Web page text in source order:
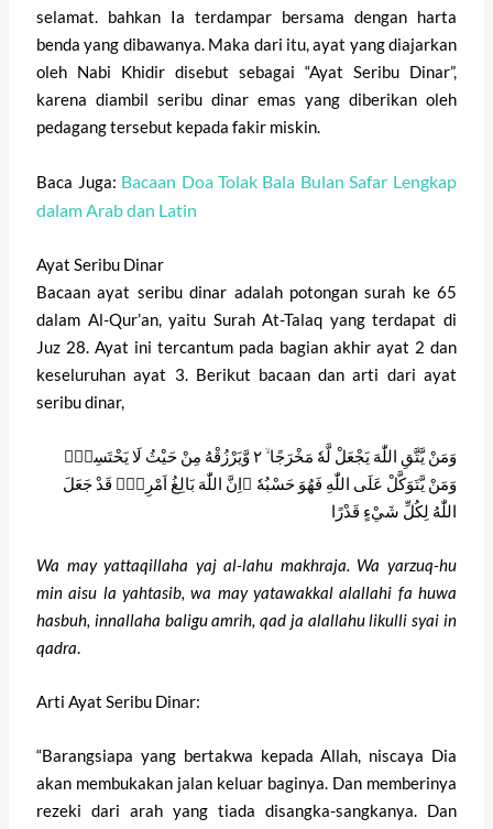
selamat. bahkan Ia terdampar bersama dengan harta
benda yang dibawanya. Maka dari itu, ayat yang diajarkan
oleh Nabi Khidir disebut sebagai “Ayat Seribu Dinar”,
karena diambil seribu dinar emas yang diberikan oleh
pedagang tersebut kepada fakir miskin.
Baca Juga: Bacaan Doa Tolak Bala Bulan Safar Lengkap
dalam Arab dan Latin
Ayat Seribu Dinar
Bacaan ayat seribu dinar adalah potongan surah ke 65
dalam Al-Qur’an, yaitu Surah At-Talaq yang terdapat di
Juz 28. Ayat ini tercantum pada bagian akhir ayat 2 dan
keseluruhan ayat 3. Berikut bacaan dan arti dari ayat
seribu dinar,
وَمَنْ يَّتَّقِ اللّٰهَ يَجْعَلْ لَّهٗ مَخْرَجًا ۙ ٢ وَّيَرْزُقْهُ مِنْ حَيْثُ لَا يَحْتَسِبُۗ
وَمَنْ يَّتَوَكَّلْ عَلَى اللّٰهِ فَهُوَ حَسْبُهٗ ۗاِنَّ اللّٰهَ بَالِغُ اَمْرِهٖۗ قَدْ جَعَلَ
اللّٰهُ لِكُلِّ شَيْءٍ قَدْرًا
Wa may yattaqillaha yaj al-lahu makhraja. Wa yarzuq-hu
min aisu la yahtasib, wa may yatawakkal alallahi fa huwa
hasbuh, innallaha baligu amrih, qad ja alallahu likulli syai in
qadra.
Arti Ayat Seribu Dinar:
“Barangsiapa yang bertakwa kepada Allah, niscaya Dia
akan membukakan jalan keluar baginya. Dan memberinya
rezeki dari arah yang tiada disangka-sangkanya. Dan